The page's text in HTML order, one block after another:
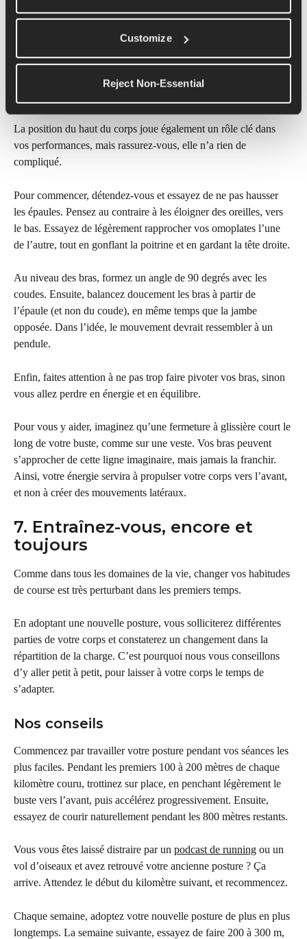
Customize
Reject Non-Essential
de suivre votre cadence. Sinon, vous pouvez télécharger un
métronome sur votre téléphone, le régler sur 180 battements par
6. Tenez-vous bien droit, avec
le buste détendu
La position du haut du corps joue également un rôle clé dans
vos performances, mais rassurez-vous, elle n’a rien de
compliqué.
Pour commencer, détendez-vous et essayez de ne pas hausser
les épaules. Pensez au contraire à les éloigner des oreilles, vers
le bas. Essayez de légèrement rapprocher vos omoplates l’une
de l’autre, tout en gonflant la poitrine et en gardant la tête droite.
Au niveau des bras, formez un angle de 90 degrés avec les
coudes. Ensuite, balancez doucement les bras à partir de
l’épaule (et non du coude), en même temps que la jambe
opposée. Dans l’idée, le mouvement devrait ressembler à un
pendule.
Enfin, faites attention à ne pas trop faire pivoter vos bras, sinon
vous allez perdre en énergie et en équilibre.
Pour vous y aider, imaginez qu’une fermeture à glissière court le
long de votre buste, comme sur une veste. Vos bras peuvent
s’approcher de cette ligne imaginaire, mais jamais la franchir.
Ainsi, votre énergie servira à propulser votre corps vers l’avant,
et non à créer des mouvements latéraux.
7. Entraînez-vous, encore et
toujours
Comme dans tous les domaines de la vie, changer vos habitudes
de course est très perturbant dans les premiers temps.
En adoptant une nouvelle posture, vous solliciterez différentes
parties de votre corps et constaterez un changement dans la
répartition de la charge. C’est pourquoi nous vous conseillons
d’y aller petit à petit, pour laisser à votre corps le temps de
s’adapter.
Nos conseils
Commencez par travailler votre posture pendant vos séances les
plus faciles. Pendant les premiers 100 à 200 mètres de chaque
kilomètre couru, trottinez sur place, en penchant légèrement le
buste vers l’avant, puis accélérez progressivement. Ensuite,
essayez de courir naturellement pendant les 800 mètres restants.
Vous vous êtes laissé distraire par un podcast de running ou un
vol d’oiseaux et avez retrouvé votre ancienne posture ? Ça
arrive. Attendez le début du kilomètre suivant, et recommencez.
Chaque semaine, adoptez votre nouvelle posture de plus en plus
longtemps. La semaine suivante, essayez de faire 200 à 300 m,